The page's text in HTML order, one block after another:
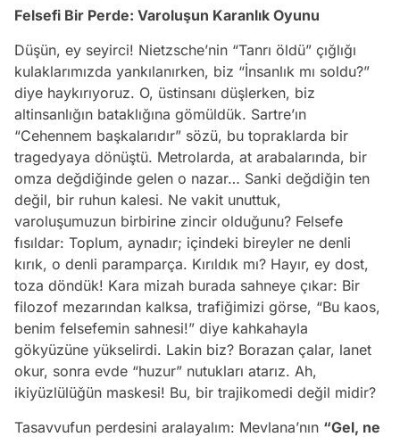
Felsefi Bir Perde: Varoluşun Karanlık Oyunu
Düşün, ey seyirci! Nietzsche’nin “Tanrı öldü” çığlığı
kulaklarımızda yankılanırken, biz “İnsanlık mı soldu?”
diye haykırıyoruz. O, üstinsanı düşlerken, biz
altinsanlığın bataklığına gömüldük. Sartre’ın
“Cehennem başkalarıdır” sözü, bu topraklarda bir
tragedyaya dönüştü. Metrolarda, at arabalarında, bir
omza değdiğinde gelen o nazar… Sanki değdiğin ten
değil, bir ruhun kalesi. Ne vakit unuttuk,
varoluşumuzun birbirine zincir olduğunu? Felsefe
fısıldar: Toplum, aynadır; içindeki bireyler ne denli
kırık, o denli paramparça. Kırıldık mı? Hayır, ey dost,
toza döndük! Kara mizah burada sahneye çıkar: Bir
filozof mezarından kalksa, trafiğimizi görse, “Bu kaos,
benim felsefemin sahnesi!” diye kahkahayla
gökyüzüne yükselirdi. Lakin biz? Borazan çalar, lanet
okur, sonra evde “huzur” nutukları atarız. Ah,
ikiyüzlülüğün maskesi! Bu, bir trajikomedi değil midir?
Tasavvufun perdesini aralayalım: Mevlana’nın “Gel, ne